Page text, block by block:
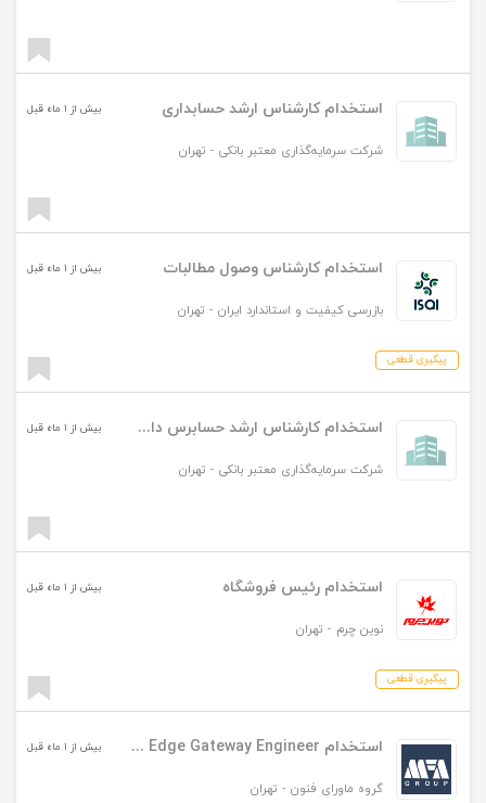
استخدام کارشناس ارشد حسابداری
شرکت سرمایه‌گذاری معتبر بانکی - تهران
بیش از ۱ ماه قبل
استخدام کارشناس وصول مطالبات
بازرسی کیفیت و استاندارد ایران - تهران
بیش از ۱ ماه قبل
پیگیری قطعی
استخدام کارشناس ارشد حسابرس داخلی
شرکت سرمایه‌گذاری معتبر بانکی - تهران
بیش از ۱ ماه قبل
استخدام رئیس فروشگاه
نوین چرم - تهران
بیش از ۱ ماه قبل
پیگیری قطعی
استخدام IoT Engineer / Embedded & Edge Gateway Engineer
گروه ماورای فنون - تهران
بیش از ۱ ماه قبل